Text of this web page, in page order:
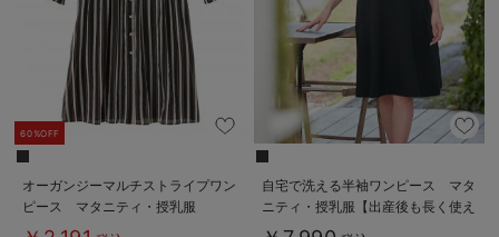
60%OFF
オーガンジーマルチストライプワン
ピース マタニティ・授乳服
自宅で洗える半袖ワンピース マタ
ニティ・授乳服【出産後も長く使え
る】